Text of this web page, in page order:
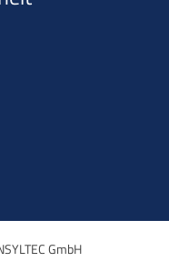
GmbH